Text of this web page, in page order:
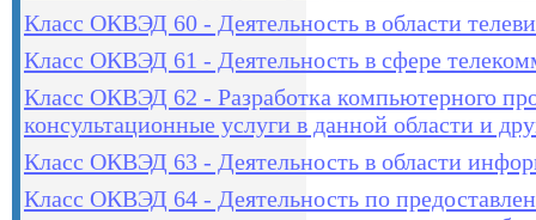
Класс ОКВЭД 60 - Деятельность в области
Класс ОКВЭД 61 - Деятельность в сфере
Класс ОКВЭД 62 - Разработка компьютерного
консультационные услуги в данной области и
Класс ОКВЭД 63 - Деятельность в области
Класс ОКВЭД 64 - Деятельность по